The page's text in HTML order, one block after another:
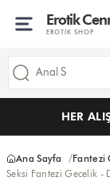
Erotik
EROTIK SHOP
HER
Ana Sayfa Fantezi
Seksi Fantezi Gecelik -